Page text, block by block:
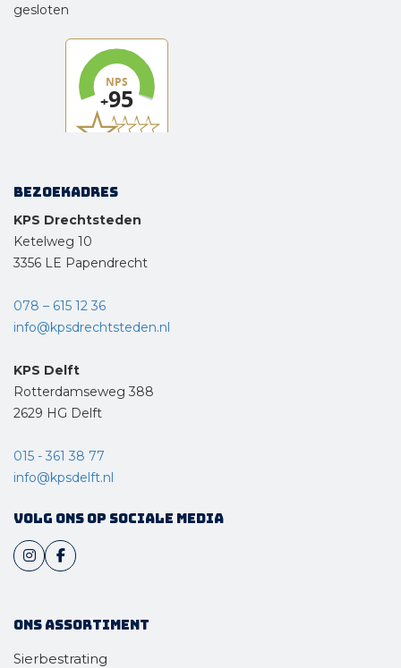
gesloten
Bezoekadres
KPS Drechtsteden
Ketelweg 10
3356 LE Papendrecht
078 – 615 12 36
info@kpsdrechtsteden.nl
KPS Delft
Rotterdamseweg 388
2629 HG Delft
015 - 361 38 77
info@kpsdelft.nl
Volg ons op sociale media
Ons assortiment
Sierbestrating